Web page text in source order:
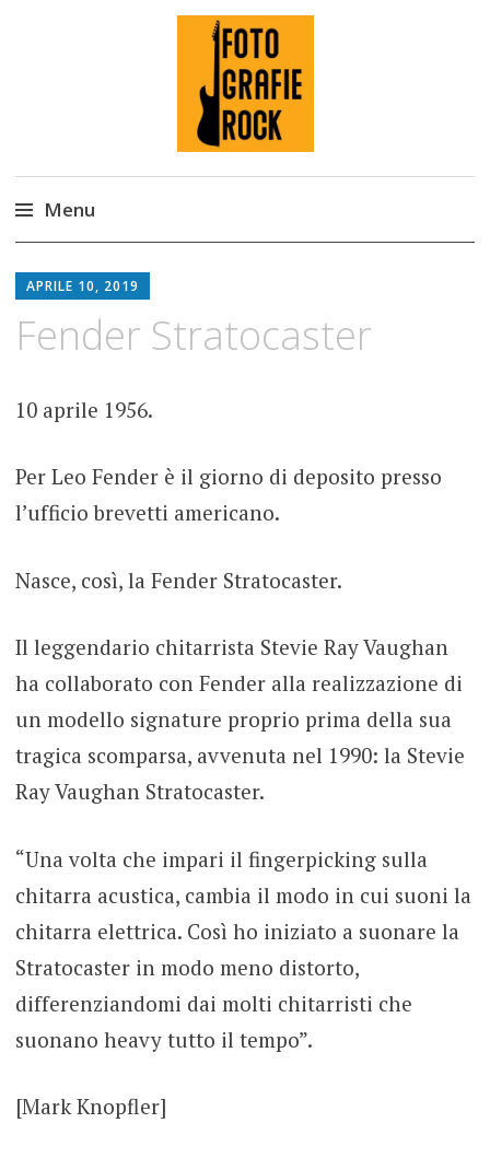
Fotografie ROCK
Menu
to
APRILE 10, 2019
Fender Stratocaster
10 aprile 1956.
Per Leo Fender è il giorno di deposito presso
l’ufficio brevetti americano.
Nasce, così, la Fender Stratocaster.
Il leggendario chitarrista Stevie Ray Vaughan
ha collaborato con Fender alla realizzazione di
un modello signature proprio prima della sua
tragica scomparsa, avvenuta nel 1990: la Stevie
Ray Vaughan Stratocaster.
“Una volta che impari il fingerpicking sulla
chitarra acustica, cambia il modo in cui suoni la
chitarra elettrica. Così ho iniziato a suonare la
Stratocaster in modo meno distorto,
differenziandomi dai molti chitarristi che
suonano heavy tutto il tempo”.
[Mark Knopfler]